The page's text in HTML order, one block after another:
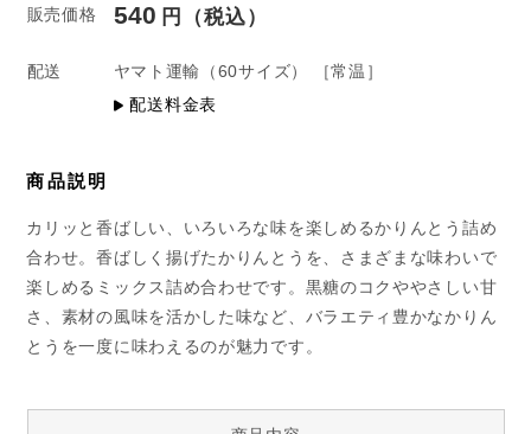
販売価格 540
配送 ヤマト運輸 （60サイズ）
［常温］
配送料金表
商品説明
カリッと香ばしい、いろいろな味を楽しめるかりんとう詰め
合わせ。香ばしく揚げたかりんとうを、さまざまな味わいで
楽しめるミックス詰め合わせです。黒糖のコクややさしい甘
さ、素材の風味を活かした味など、バラエティ豊かなかりん
とうを一度に味わえるのが魅力です。